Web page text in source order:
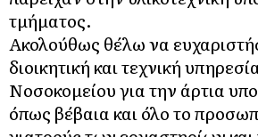
τμήματος.
Ακολούθως θέλω να
διοικητική και τεχνική
Νοσοκομείου για την άρτια
όπως βέβαια και όλο το